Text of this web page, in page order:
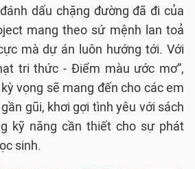
dấu chặng đường đã đi của
mang theo sứ mệnh lan toả
mà dự án luôn hướng tới. Với
tri thức - Điểm màu ước mơ”,
vọng sẽ mang đến cho các em
gũi, khơi gợi tình yêu với sách
kỹ năng cần thiết cho sự phát
sinh.